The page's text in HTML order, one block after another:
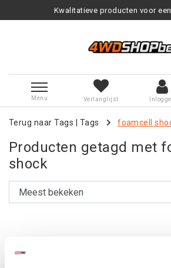
Kwalitatieve producten voor
Menu Verlanglijst
Terug naar Tags Tags foamcell
Producten getagd met
shock